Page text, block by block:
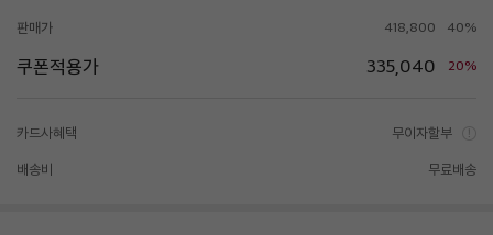
판매가 418,800 40%
쿠폰적용가 335,040 20%
카드사혜택 무이자할부
배송비 무료배송